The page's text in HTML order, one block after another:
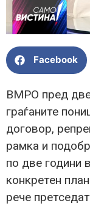
Facebook
ВМРО пред
граѓаните
договор,
рамка и
по две години
конкретен
рече